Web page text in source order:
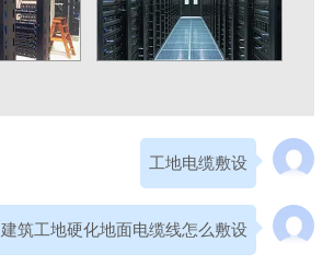
工地电缆敷设
建筑工地硬化地面电缆线怎么敷设